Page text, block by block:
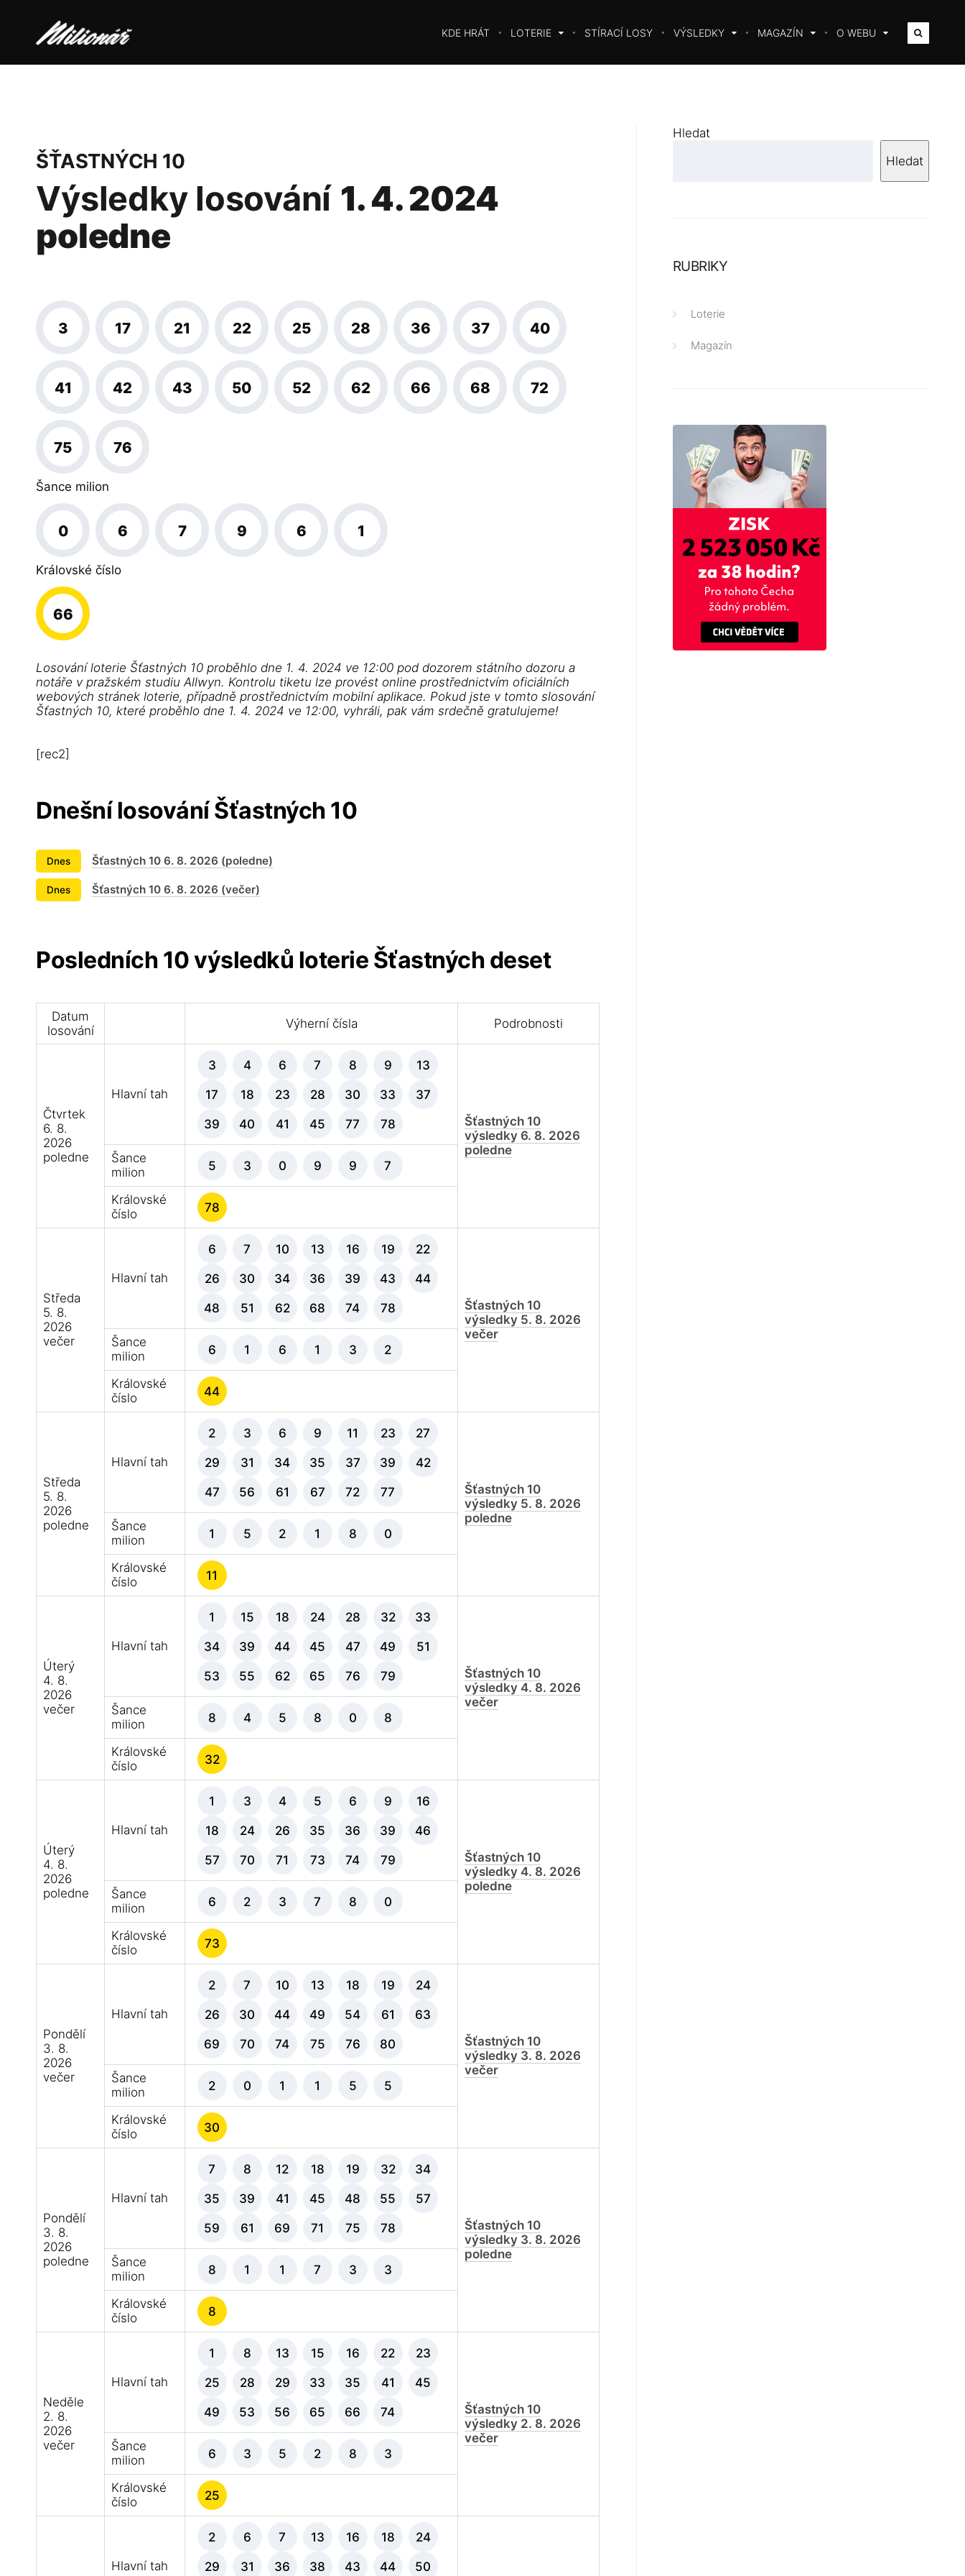
KDE HRÁT LOTERIE STÍRACÍ LOSY VÝSLEDKY MAGAZÍN O WEBU
ŠŤASTNÝCH 10
Výsledky losování 1. 4. 2024
poledne
3 17 21 22 25 28 36 37 40
41 42 43 50 52 62 66 68 72
75 76
Šance milion
0 6 7 9 6 1
Královské číslo
66
Losování loterie Šťastných 10 proběhlo dne 1. 4. 2024 ve 12:00 pod dozorem státního dozoru a
notáře v pražském studiu Allwyn. Kontrolu tiketu lze provést online prostřednictvím oficiálních
webových stránek loterie, případně prostřednictvím mobilní aplikace. Pokud jste v tomto slosování
Šťastných 10, které proběhlo dne 1. 4. 2024 ve 12:00, vyhráli, pak vám srdečně gratulujeme!
[rec2]
Dnešní losování Šťastných 10
Dnes Šťastných 10 6. 8. 2026 (poledne)
Dnes Šťastných 10 6. 8. 2026 (večer)
Posledních 10 výsledků loterie Šťastných deset
Datum
losování
Výherní čísla Podrobnosti
Čtvrtek
6. 8.
2026
poledne
Hlavní tah
3 4 6 7 8 9 13
17 18 23 28 30 33 37
39 40 41 45 77 78
Šťastných 10
výsledky 6. 8. 2026
poledne
Šance
milion
5 3 0 9 9 7
Královské
číslo
78
Středa
5. 8.
2026
večer
Hlavní tah
6 7 10 13 16 19 22
26 30 34 36 39 43 44
48 51 62 68 74 78
Šťastných 10
výsledky 5. 8. 2026
večer
Šance
milion
6 1 6 1 3 2
Královské
číslo
44
Středa
5. 8.
2026
poledne
Hlavní tah
2 3 6 9 11 23 27
29 31 34 35 37 39 42
47 56 61 67 72 77
Šťastných 10
výsledky 5. 8. 2026
poledne
Šance
milion
1 5 2 1 8 0
Královské
číslo
11
Úterý
4. 8.
2026
večer
Hlavní tah
1 15 18 24 28 32 33
34 39 44 45 47 49 51
53 55 62 65 76 79
Šťastných 10
výsledky 4. 8. 2026
večer
Šance
milion
8 4 5 8 0 8
Královské
číslo
32
Úterý
4. 8.
2026
poledne
Hlavní tah
1 3 4 5 6 9 16
18 24 26 35 36 39 46
57 70 71 73 74 79
Šťastných 10
výsledky 4. 8. 2026
poledne
Šance
milion
6 2 3 7 8 0
Královské
číslo
73
Pondělí
3. 8.
2026
večer
Hlavní tah
2 7 10 13 18 19 24
26 30 44 49 54 61 63
69 70 74 75 76 80
Šťastných 10
výsledky 3. 8. 2026
večer
Šance
milion
2 0 1 1 5 5
Královské
číslo
30
Pondělí
3. 8.
2026
poledne
Hlavní tah
7 8 12 18 19 32 34
35 39 41 45 48 55 57
59 61 69 71 75 78
Šťastných 10
výsledky 3. 8. 2026
poledne
Šance
milion
8 1 1 7 3 3
Královské
číslo
8
Neděle
2. 8.
2026
večer
Hlavní tah
1 8 13 15 16 22 23
25 28 29 33 35 41 45
49 53 56 65 66 74
Šťastných 10
výsledky 2. 8. 2026
večer
Šance
milion
6 3 5 2 8 3
Královské
číslo
25
Hlavní tah
2 6 7 13 16 18 24
29 31 36 38 43 44 50
Hledat
Hledat
RUBRIKY
Loterie
Magazín